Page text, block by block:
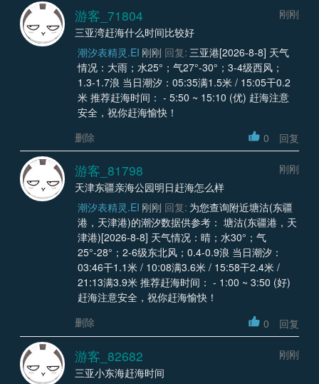
游客_71804
刚刚
三亚湾赶海什么时间比较好
潮汐表精灵.EI 刚刚 回复: 三亚港[2026-8-8] 天气
情况：大雨；水25°；气27°-30°；3-4级西风；
1.3-1.7浪 当日潮汐：05:35满1.5米 / 15:05干0.2
米 推荐赶海时间： - 5:50 ~ 15:10 (优) 赶海注意
安全，祝你赶海愉快！
删除
0 回复
游客_81798
刚刚
天津东疆亲海公园明日赶海怎么样
潮汐表精灵.EI 刚刚 回复: 为您查询附近塘沽(东疆
港，天津港)的潮汐数据供参考： 塘沽(东疆港，天
津港)[2026-8-8] 天气情况：晴；水30°；气
25°-28°；2-6级东北风；0.4-0.9浪 当日潮汐：
03:46干1.1米 / 10:08满3.6米 / 15:58干2.4米 /
21:13满3.9米 推荐赶海时间： - 1:00 ~ 3:50 (好)
赶海注意安全，祝你赶海愉快！
删除
0 回复
游客_82682
刚刚
三亚小东海赶海时间